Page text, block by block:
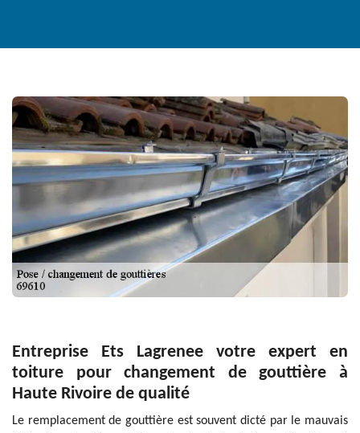
Entreprise Ets Lagrenee votre expert en
toiture pour changement de gouttière à
Haute Rivoire de qualité
Le remplacement de gouttière est souvent dicté par le mauvais